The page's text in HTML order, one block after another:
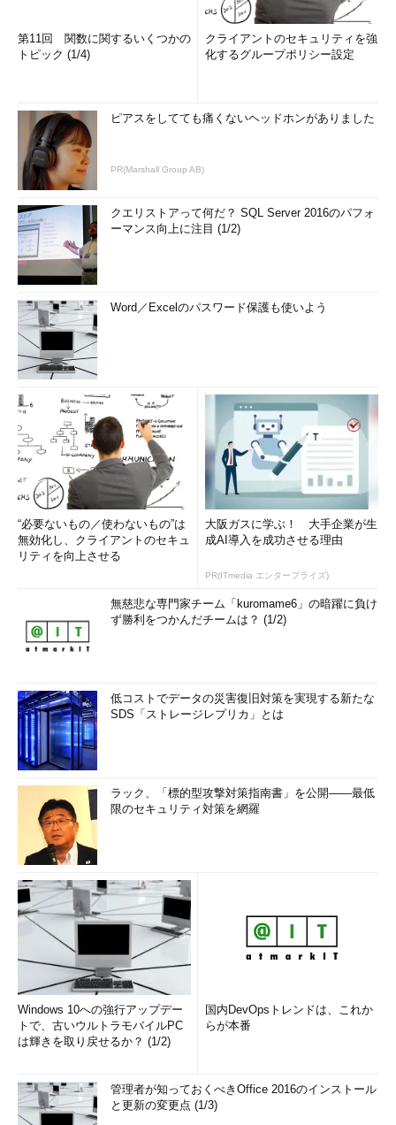
第11回 関数に関するいくつかの
トピック (1/4)
クライアントのセキュリティを強
化するグループポリシー設定
ピアスをしてても痛くないヘッドホンがありました
PR(Marshall Group AB)
クエリストアって何だ？ SQL Server 2016のパフォ
ーマンス向上に注目 (1/2)
Word／Excelのパスワード保護も使いよう
“必要ないもの／使わないもの”は
無効化し、クライアントのセキュ
リティを向上させる
大阪ガスに学ぶ！ 大手企業が生
成AI導入を成功させる理由
PR(ITmedia エンタープライズ)
無慈悲な専門家チーム「kuromame6」の暗躍に負け
ず勝利をつかんだチームは？ (1/2)
低コストでデータの災害復旧対策を実現する新たな
SDS「ストレージレプリカ」とは
ラック、「標的型攻撃対策指南書」を公開――最低
限のセキュリティ対策を網羅
Windows 10への強行アップデー
トで、古いウルトラモバイルPC
は輝きを取り戻せるか？ (1/2)
国内DevOpsトレンドは、これか
らが本番
管理者が知っておくべきOffice 2016のインストール
と更新の変更点 (1/3)